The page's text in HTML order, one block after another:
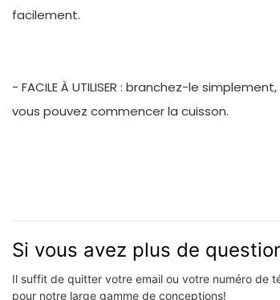
facilement.
- FACILE À UTILISER : branchez-le
vous pouvez commencer la cuisson.
Si vous avez plus de
Il suffit de quitter votre email ou votre numéro de
pour notre large gamme de conceptions!